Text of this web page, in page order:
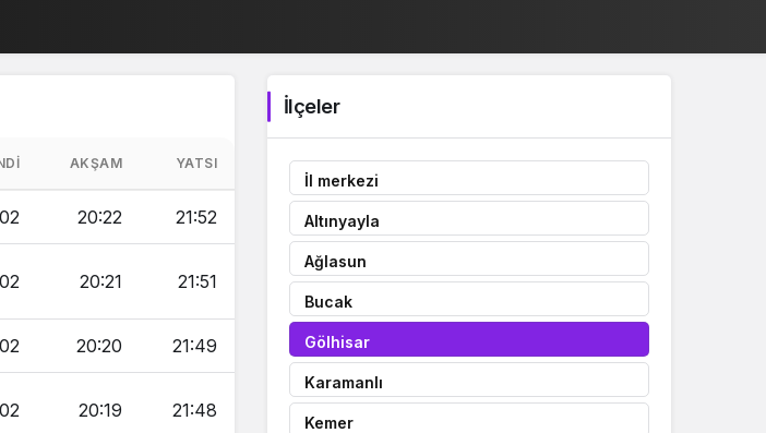
AKŞAM YATSI
20:22 21:52
20:21 21:51
20:20 21:49
20:19 21:48
İlçeler
İl merkezi
Altınyayla
Ağlasun
Bucak
Gölhisar
Karamanlı
Kemer